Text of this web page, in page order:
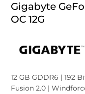
Gigabyte
OC 12G
12 GB GDDR6 | 192
Fusion 2.0 |